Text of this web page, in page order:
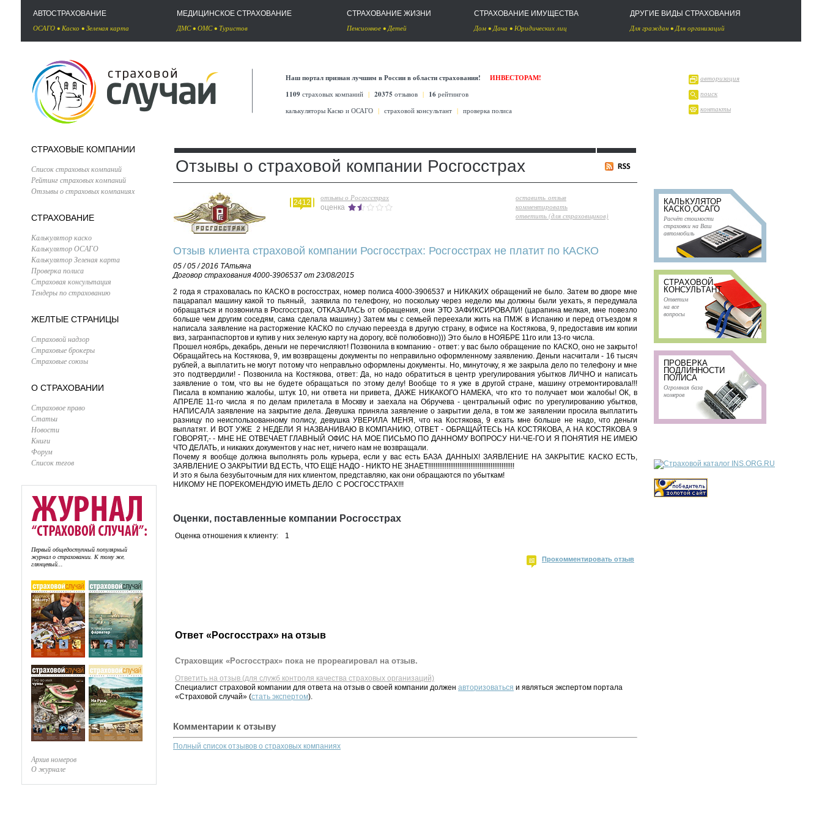
АВТОСТРАХОВАНИЕ
ОСАГО • Каско • Зеленая карта
МЕДИЦИНСКОЕ СТРАХОВАНИЕ
ДМС• ОМС• Туристов
СТРАХОВАНИЕ ЖИЗНИ
Пенсионное •Детей
СТРАХОВАНИЕ ИМУЩЕСТВА
Дом •Дача • Юридических лиц
ДРУГИЕ ВИДЫ СТРАХОВАНИЯ
Для граждан •Для организаций
Наш портал признан лучшим в России в области страхования!
ИНВЕСТОРАМ!
1109 страховых компаний | 20375 отзывов | 16 рейтингов
калькуляторы Каско и ОСАГО | страховой консультант | проверка полиса
авторизация
поиск
контакты
СТРАХОВЫЕ КОМПАНИИ
Список страховых компаний
Рейтинг страховых компаний
Отзывы о страховых компаниях
СТРАХОВАНИЕ
Калькулятор каско
Калькулятор ОСАГО
Калькулятор Зеленая карта
Проверка полиса
Страховая консультация
Тендеры по страхованию
ЖЕЛТЫЕ СТРАНИЦЫ
Страховой надзор
Страховые брокеры
Страховые союзы
О СТРАХОВАНИИ
Страховое право
Статьи
Новости
Книги
Форум
Список тегов
Первый общедоступный популярный
журнал о страховании. К тому же,
глянцевый...
Архив номеров
О журнале
Отзывы о страховой компании Росгосстрах
2412
отзывы о Росгосстрах
оценка
оставить отзыв
комментировать
ответить (для страховщиков)
Отзыв клиента страховой компании Росгосстрах: Росгосстрах не платит по КАСКО
05 / 05 / 2016 ТАтьяна
Договор страхования 4000-3906537 от 23/08/2015
2 года я страховалась по КАСКО в росгосстрах, номер полиса 4000-3906537 и НИКАКИХ обращений не было. Затем во дворе мне
пацарапал машину какой то пьяный, заявила по телефону, но поскольку через неделю мы должны были уехать, я передумала
обращаться и позвонила в Росгосстрах, ОТКАЗАЛАСЬ от обращения, они ЭТО ЗАФИКСИРОВАЛИ! (царапина мелкая, мне повезло
больше чем другим соседям, сама сделала машину.) Затем мы с семьей переехали жить на ПМЖ в Испанию и перед отъездом я
написала заявление на расторжение КАСКО по случаю переезда в другую страну, в офисе на Костякова, 9, предоставив им копии
виз, загранпаспортов и купив у них зеленую карту на дорогу, всё полюбовно))) Это было в НОЯБРЕ 11го или 13-го числа.
Прошел ноябрь, декабрь, деньги не перечисляют! Позвонила в компанию - ответ: у вас было обращение по КАСКО, оно не закрыто!
Обращайтесь на Костякова, 9, им возвращены документы по неправильно оформленному заявлению. Деньги насчитали - 16 тысяч
рублей, а выплатить не могут потому что неправльно оформлены документы. Но, минуточку, я же закрыла дело по телефону и мне
это подтвердили! - Позвонила на Костякова, ответ: Да, но надо обратиться в центр урегулирования убытков ЛИЧНО и написать
заявление о том, что вы не будете обращаться по этому делу! Вообще то я уже в другой стране, машину отремонтировала!!!
Писала в компанию жалобы, штук 10, ни ответа ни привета, ДАЖЕ НИКАКОГО НАМЕКА, что кто то получает мои жалобы! ОК, в
АПРЕЛЕ 11-го числа я по делам прилетала в Москву и заехала на Обручева - центральный офис по урегулированию убытков,
НАПИСАЛА заявление на закрытие дела. Девушка приняла заявление о закрытии дела, в том же заявлении просила выплатить
разницу по неиспользованному полису, девушка УВЕРИЛА МЕНЯ, что на Костякова, 9 ехать мне больше не надо, что деньги
выплатят. И ВОТ УЖЕ 2 НЕДЕЛИ Я НАЗВАНИВАЮ В КОМПАНИЮ, ОТВЕТ - ОБРАЩАЙТЕСЬ НА КОСТЯКОВА, А НА КОСТЯКОВА 9
ГОВОРЯТ,- - МНЕ НЕ ОТВЕЧАЕТ ГЛАВНЫЙ ОФИС НА МОЕ ПИСЬМО ПО ДАННОМУ ВОПРОСУ НИ-ЧЕ-ГО И Я ПОНЯТИЯ НЕ ИМЕЮ
ЧТО ДЕЛАТЬ, и никаких документов у нас нет, ничего нам не возвращали.
Почему я вообще должна выполнять роль курьера, если у вас есть БАЗА ДАННЫХ! ЗАЯВЛЕНИЕ НА ЗАКРЫТИЕ КАСКО ЕСТЬ,
ЗАЯВЛЕНИЕ О ЗАКРЫТИИ ВД ЕСТЬ, ЧТО ЕЩЕ НАДО - НИКТО НЕ ЗНАЕТ!!!!!!!!!!!!!!!!!!!!!!!!!!!!!!!!!!!!!!!!!!!!!!!
И это я была безубыточным для них клиентом, представляю, как они обращаются по убыткам!
НИКОМУ НЕ ПОРЕКОМЕНДУЮ ИМЕТЬ ДЕЛО С РОСГОССТРАХ!!!
Оценки, поставленные компании Росгосстрах
Оценка отношения к клиенту: 1
Прокомментировать отзыв
Ответ «Росгосстрах» на отзыв
Страховщик «Росгосстрах» пока не прореагировал на отзыв.
Ответить на отзыв (для служб контроля качества страховых организаций)
Специалист страховой компании для ответа на отзыв о своей компании должен авторизоваться и являться экспертом портала
«Страховой случай» (стать экспертом).
Комментарии к отзыву
Полный список отзывов о страховых компаниях
КАЛЬКУЛЯТОР
КАСКО,ОСАГО
Расчёт стоимости
страховки на Ваш
автомобиль
СТРАХОВОЙ
КОНСУЛЬТАНТ
Ответим
на все
вопросы
ПРОВЕРКА
ПОДЛИННОСТИ
ПОЛИСА
Огромная база
номеров